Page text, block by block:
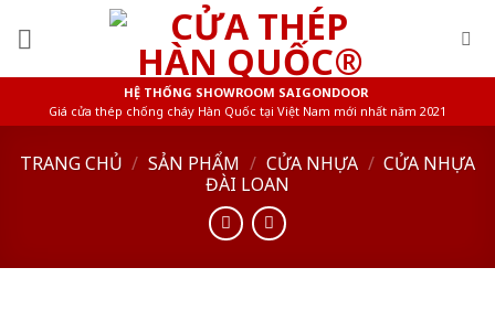
HỆ THỐNG SHOWROOM SAIGONDOOR
Giá cửa thép chống cháy Hàn Quốc tại Việt Nam mới nhất năm 2021
TRANG CHỦ / SẢN PHẨM / CỬA NHỰA / CỬA NHỰA
ĐÀI LOAN